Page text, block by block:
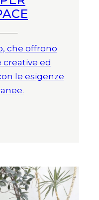
che offrono
creative ed
le esigenze